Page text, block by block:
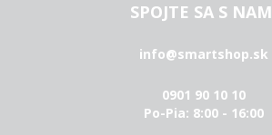
SPOJTE SA S
info@smartshop.sk
0901 90 10 10
Po-Pia: 8:00 - 16:00